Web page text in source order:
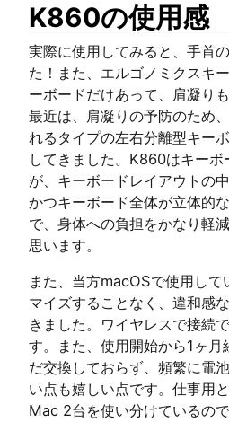
K860の使用感
実際に使用してみると、手首
た！また、エルゴノミクスキ
ーボードだけあって、肩凝り
最近は、肩凝りの予防のため
れるタイプの左右分離型キー
してきました。K860はキーボ
が、キーボードレイアウトの
かつキーボード全体が立体的
で、身体への負担をかなり軽
思います。
また、当方macOSで使用して
マイズすることなく、違和感
きました。ワイヤレスで接続
す。また、使用開始から1ヶ月
だ交換しておらず、頻繁に電
い点も嬉しい点です。仕事用
Mac 2台を使い分けているの